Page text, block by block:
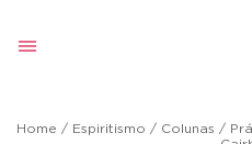
Home / Espiritismo / Colunas /